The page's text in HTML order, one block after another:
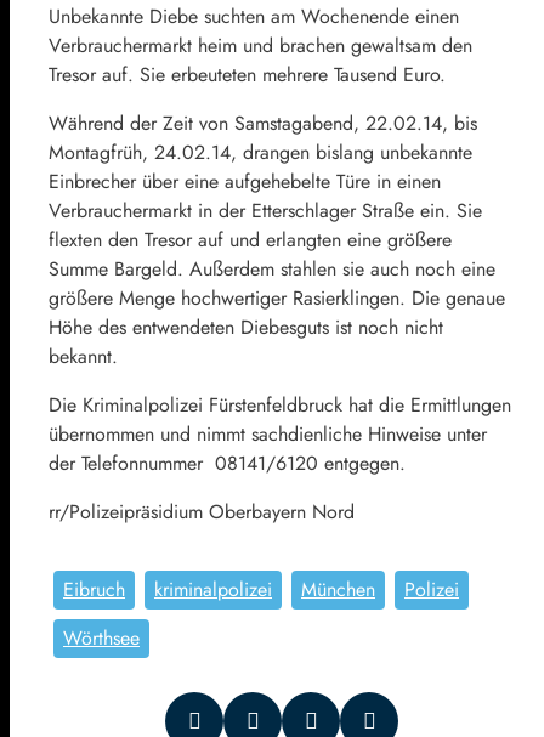
Unbekannte Diebe suchten am Wochenende einen
Verbrauchermarkt heim und brachen gewaltsam den
Tresor auf. Sie erbeuteten mehrere Tausend Euro.
Während der Zeit von Samstagabend, 22.02.14, bis
Montagfrüh, 24.02.14, drangen bislang unbekannte
Einbrecher über eine aufgehebelte Türe in einen
Verbrauchermarkt in der Etterschlager Straße ein. Sie
flexten den Tresor auf und erlangten eine größere
Summe Bargeld. Außerdem stahlen sie auch noch eine
größere Menge hochwertiger Rasierklingen. Die genaue
Höhe des entwendeten Diebesguts ist noch nicht
bekannt.
Die Kriminalpolizei Fürstenfeldbruck hat die Ermittlungen
übernommen und nimmt sachdienliche Hinweise unter
der Telefonnummer 08141/6120 entgegen.
rr/Polizeipräsidium Oberbayern Nord
Eibruch kriminalpolizei München
Polizei
Wörthsee